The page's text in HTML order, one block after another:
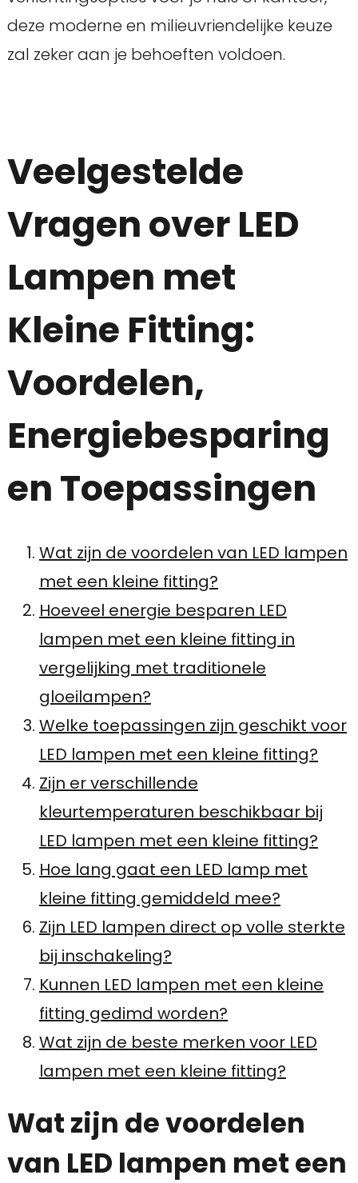
deze moderne en milieuvriendelijke keuze
zal zeker aan je behoeften voldoen.
Veelgestelde
Vragen over LED
Lampen met
Kleine Fitting:
Voordelen,
Energiebesparing
en Toepassingen
Wat zijn de voordelen van LED lampen
met een kleine fitting?
Hoeveel energie besparen LED
lampen met een kleine fitting in
vergelijking met traditionele
gloeilampen?
Welke toepassingen zijn geschikt voor
LED lampen met een kleine fitting?
Zijn er verschillende
kleurtemperaturen beschikbaar bij
LED lampen met een kleine fitting?
Hoe lang gaat een LED lamp met
kleine fitting gemiddeld mee?
Zijn LED lampen direct op volle sterkte
bij inschakeling?
Kunnen LED lampen met een kleine
fitting gedimd worden?
Wat zijn de beste merken voor LED
lampen met een kleine fitting?
Wat zijn de voordelen
van LED lampen met een